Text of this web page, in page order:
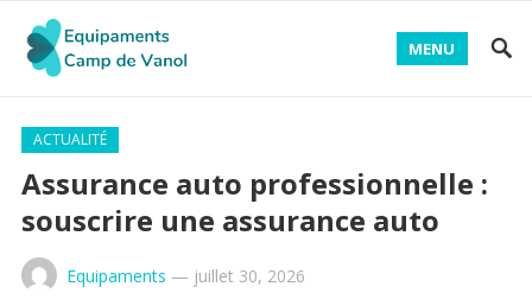
MENU
ACTUALITÉ
Assurance auto professionnelle :
souscrire une assurance auto
Equipaments — juillet 30, 2026